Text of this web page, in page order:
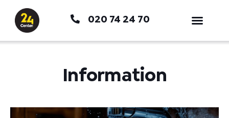
innehåll
020 74 24 70
Information